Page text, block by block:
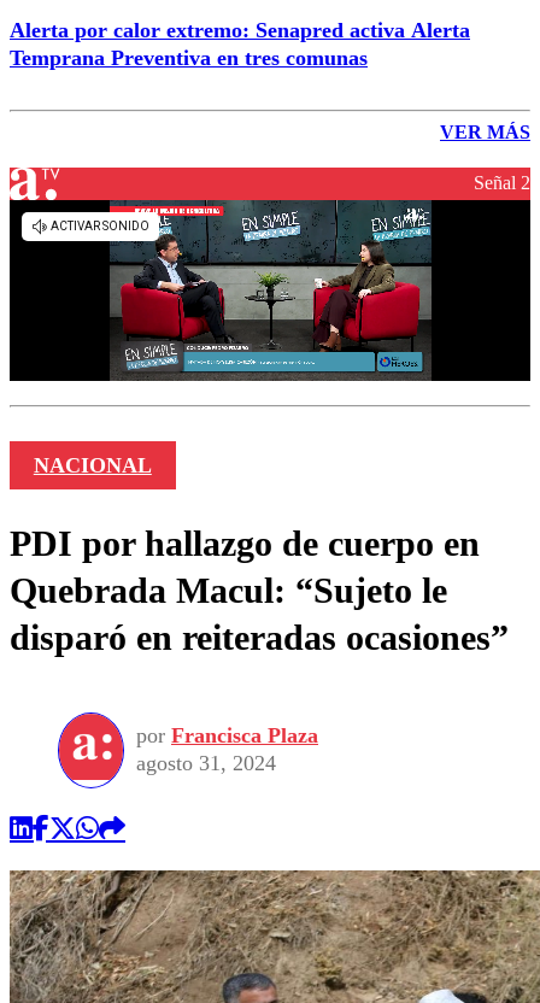
Alerta por calor extremo: Senapred activa Alerta
Temprana Preventiva en tres comunas
VER MÁS
Señal 2
NACIONAL
PDI por hallazgo de cuerpo en
Quebrada Macul: “Sujeto le
disparó en reiteradas ocasiones”
por Francisca Plaza
agosto 31, 2024